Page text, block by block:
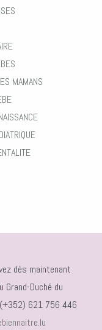
MAMANS
dès maintenant
Duché du
(+352) 621 756 446